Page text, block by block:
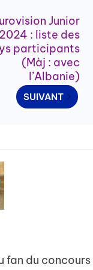
Junior
2024 : liste des
participants
(Màj : avec
l’Albanie)
SUIVANT
fan du